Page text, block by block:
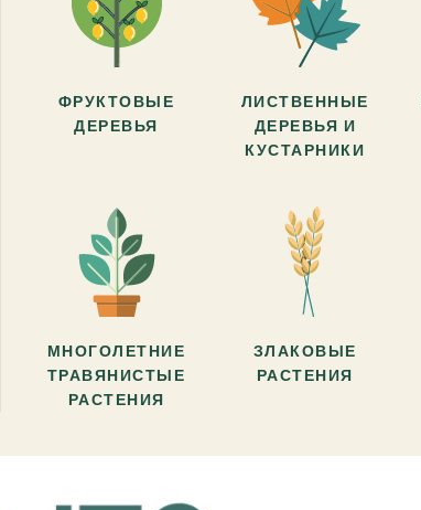
ФРУКТОВЫЕ
ДЕРЕВЬЯ
ЛИСТВЕННЫЕ
ДЕРЕВЬЯ И
КУСТАРНИКИ
МНОГОЛЕТНИЕ
ТРАВЯНИСТЫЕ
РАСТЕНИЯ
ЗЛАКОВЫЕ
РАСТЕНИЯ